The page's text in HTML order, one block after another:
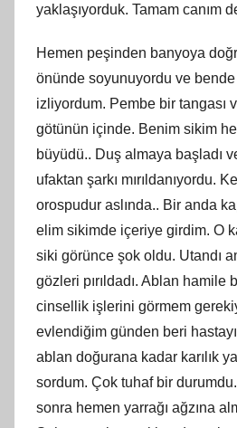
yaklaşıyorduk. Tamam canım
Hemen peşinden banyoya
önünde soyunuyordu ve
izliyordum. Pembe bir tangası
götünün içinde. Benim sikim
büyüdü.. Duş almaya başladı
ufaktan şarkı mırıldanıyordu.
orospudur aslında.. Bir anda
elim sikimde içeriye girdim. O
siki görünce şok oldu. Utandı
gözleri pırıldadı. Ablan hamile
cinsellik işlerini görmem
evlendiğim günden beri
ablan doğurana kadar karılık
sordum. Çok tuhaf bir
sonra hemen yarrağı ağzına